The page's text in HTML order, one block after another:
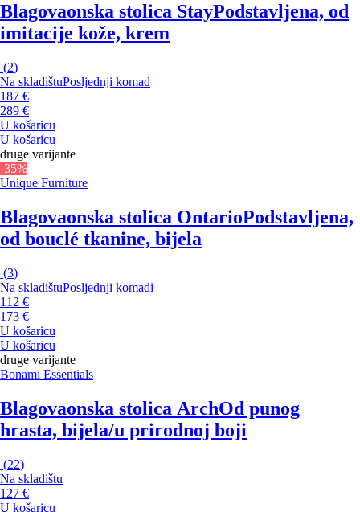
Blagovaonska stolica StayPodstavljena, od
imitacije kože, krem
(2)
Na skladištuPosljednji komad
187 €
289 €
U košaricu
U košaricu
druge varijante
-35%
Unique Furniture
Blagovaonska stolica OntarioPodstavljena,
od bouclé tkanine, bijela
(3)
Na skladištuPosljednji komadi
112 €
173 €
U košaricu
U košaricu
druge varijante
Bonami Essentials
Blagovaonska stolica ArchOd punog
hrasta, bijela/u prirodnoj boji
(22)
Na skladištu
127 €
U košaricu